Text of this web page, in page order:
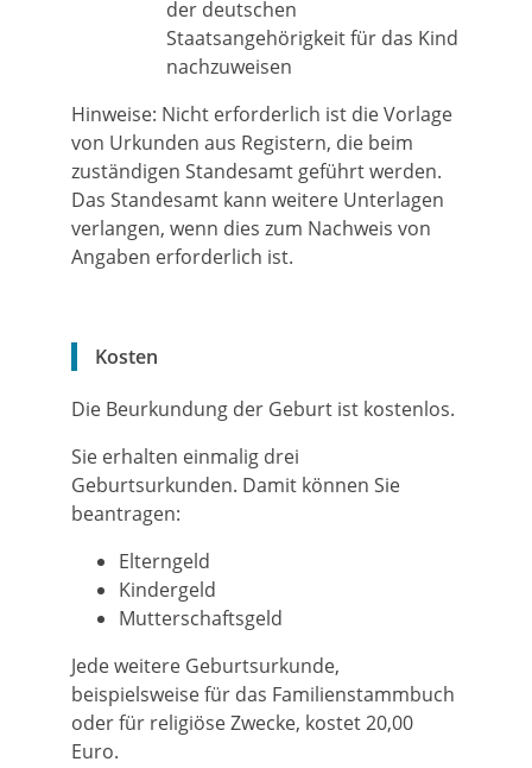
der deutschen
Staatsangehörigkeit für das Kind
nachzuweisen
Hinweise: Nicht erforderlich ist die Vorlage
von Urkunden aus Registern, die beim
zuständigen Standesamt geführt werden.
Das Standesamt kann weitere Unterlagen
verlangen, wenn dies zum Nachweis von
Angaben erforderlich ist.
Kosten
Die Beurkundung der Geburt ist kostenlos.
Sie erhalten einmalig drei
Geburtsurkunden. Damit können Sie
beantragen:
Elterngeld
Kindergeld
Mutterschaftsgeld
Jede weitere Geburtsurkunde,
beispielsweise für das Familienstammbuch
oder für religiöse Zwecke, kostet 20,00
Euro.